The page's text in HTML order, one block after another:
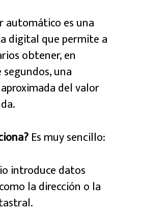
automático es una
digital que permite a
obtener, en
una
del valor
Es muy sencillo:
introduce datos
la dirección o la